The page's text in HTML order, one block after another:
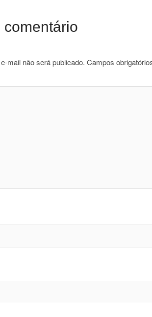
comentário
mail não será publicado. Campos